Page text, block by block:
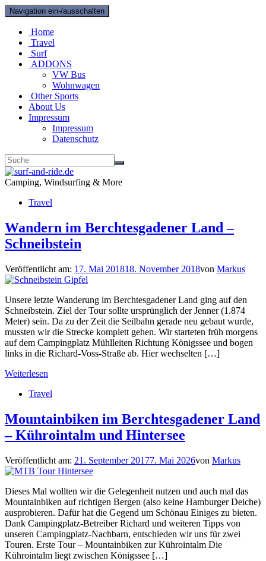
Navigation ein-/ausschalten
Home
Travel
Surf
ADDONS
VW Bus
Wohnwagen
Other Sports
About Us
Impressum
Impressum
Datenschutz
Camping, Windsurfing & More
Travel
Wandern im Berchtesgadener Land –
Schneibstein
Veröffentlicht am: 17. Mai 201818. November 2018von Markus
Unsere letzte Wanderung im Berchtesgadener Land ging auf den
Schneibstein. Ziel der Tour sollte ursprünglich der Jenner (1.874
Meter) sein. Da zu der Zeit die Seilbahn gerade neu gebaut wurde,
mussten wir die Strecke komplett gehen. Wir starteten früh morgens
auf dem Campingplatz Mühlleiten Richtung Königssee und bogen
links in die Richard-Voss-Straße ab. Hier wechselten […]
Weiterlesen
Travel
Mountainbiken im Berchtesgadener Land
– Kührointalm und Hintersee
Veröffentlicht am: 21. September 20177. Mai 2026von Markus
Dieses Mal wollten wir die Gelegenheit nutzen und auch mal das
Mountainbiken auf richtigen Bergen (also keine Hamburger Deiche)
ausprobieren. Dafür hat die Gegend um Schönau Einiges zu bieten.
Dank Campingplatz-Betreiber Richard und weiteren Tipps von
unseren Campingplatz-Nachbarn, entschieden wir uns für zwei
Touren. Erste Tour – Mountainbiken zur Kührointalm Die
Kührointalm liegt zwischen Königssee […]